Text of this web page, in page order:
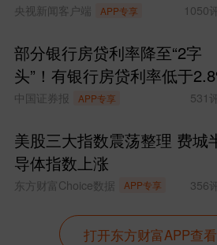
央视新闻客户端 APP专享 1050
部分银行房贷利率降至“2字
头”！有银行房贷利率低于
中国证券报 APP专享 531
美股三大指数震荡整理 费城
导体指数上涨
东方财富Choice数据 APP专享 356
打开东方财富APP查